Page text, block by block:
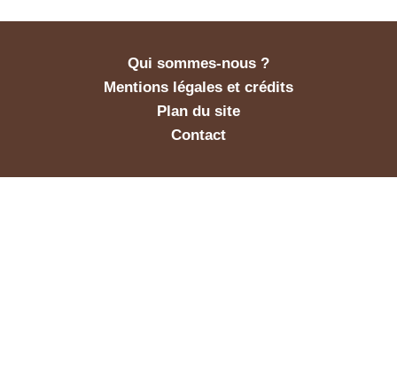
Qui sommes-nous ?
Mentions légales et crédits
Plan du site
Contact